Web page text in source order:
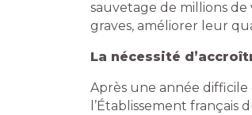
sauvetage de millions
graves, améliorer leur
La nécessité
Après une année difficile
l’Établissement français